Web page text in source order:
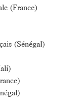
(France)
(Sénégal)